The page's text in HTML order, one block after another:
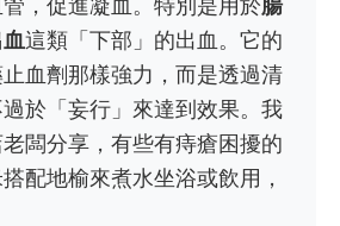
，促進凝血。特別是用於腸
這類「下部」的出血。它的
血劑那樣強力，而是透過清
於「妄行」來達到效果。我
闆分享，有些有痔瘡困擾的
配地榆來煮水坐浴或飲用，